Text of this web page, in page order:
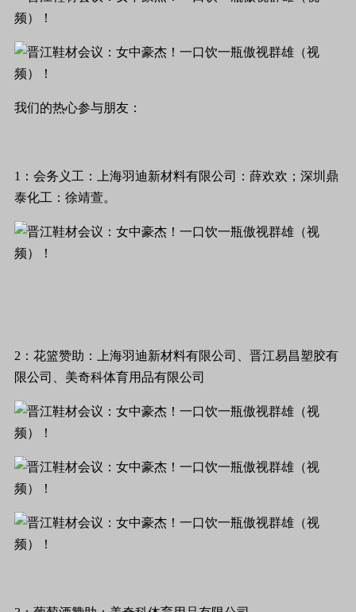
我们的热心参与朋友：
1：会务义工：上海羽迪新材料有限公司：薛欢欢；深圳鼎
泰化工：徐靖萱。
2：花篮赞助：上海羽迪新材料有限公司、晋江易昌塑胶有
限公司、美奇科体育用品有限公司